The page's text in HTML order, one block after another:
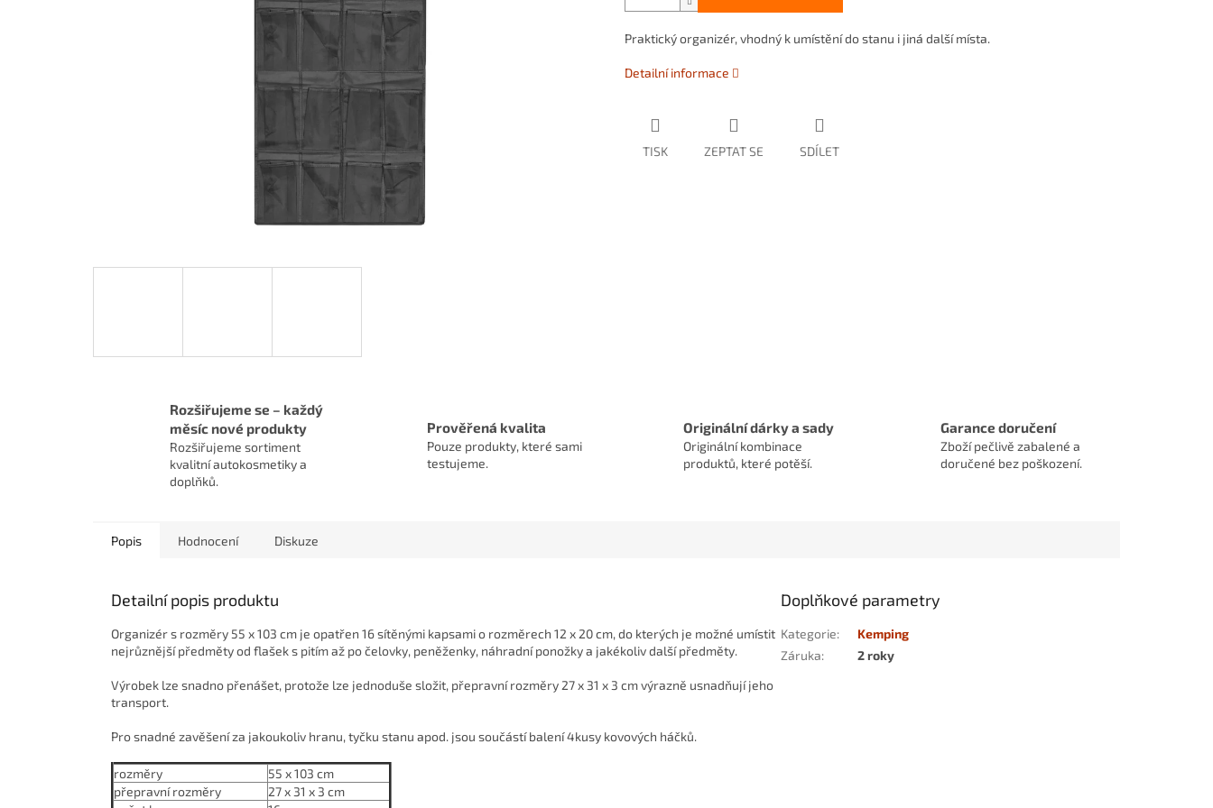
Praktický organizér, vhodný k umístění do stanu i jiná další místa.
Detailní informace
TISK ZEPTAT SE SDÍLET
Rozšiřujeme se – každý
měsíc nové produkty
Rozšiřujeme sortiment
kvalitní autokosmetiky a
doplňků.
Prověřená kvalita
Pouze produkty, které sami
testujeme.
Originální dárky a sady
Originální kombinace
produktů, které potěší.
Garance doručení
Zboží pečlivě zabalené a
doručené bez poškození.
Popis Hodnocení Diskuze
Detailní popis produktu
Organizér s rozměry 55 x 103 cm je opatřen 16 sítěnými kapsami o rozměrech 12 x 20 cm, do kterých je možné umístit
nejrůznější předměty od flašek s pitím až po čelovky, peněženky, náhradní ponožky a jakékoliv další předměty.
Výrobek lze snadno přenášet, protože lze jednoduše složit, přepravní rozměry 27 x 31 x 3 cm výrazně usnadňují jeho
transport.
Pro snadné zavěšení za jakoukoliv hranu, tyčku stanu apod. jsou součástí balení 4kusy kovových háčků.
rozměry
55 x 103 cm
přepravní rozměry
27 x 31 x 3 cm
Doplňkové parametry
Kategorie:
Kemping
Záruka: 2 roky